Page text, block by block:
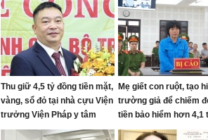
Thu giữ 4,5 tỷ đồng tiền mặt,
vàng, sổ đỏ tại nhà cựu Viện
trưởng Viện Pháp y tâm
thần Trung ương
Mẹ giết con ruột, tạo
trường giả để chiếm
tiền bảo hiểm hơn 4,1